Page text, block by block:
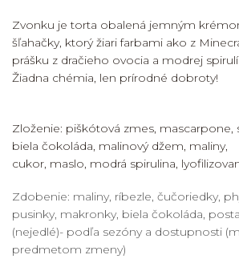
Zvonku je torta obalená jemným
šľahačky, ktorý žiari farbami ako z
prášku z dračieho ovocia a modrej
Žiadna chémia, len prírodné dobroty!
Zloženie: piškótová zmes, mascarpone,
biela čokoláda, malinový džem, maliny,
cukor, maslo, modrá spirulina,
Zdobenie: maliny, ríbezle, čučoriedky,
pusinky, makronky, biela čokoláda,
(nejedlé)- podľa sezóny a dostupnosti
predmetom zmeny)